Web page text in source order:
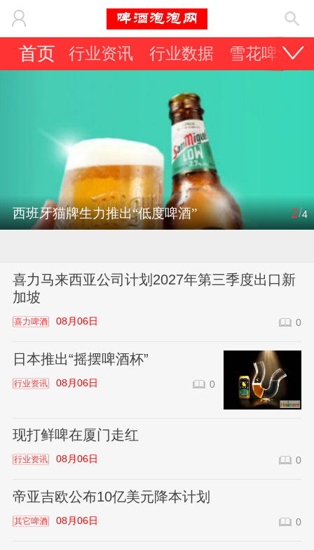
首页 行业资讯 行业数据 雪花啤酒
西班牙猫牌生力推出“低度啤酒” 2/4
喜力马来西亚公司计划2027年第三季度出口新
加坡
喜力啤酒 08月06日 0
日本推出“摇摆啤酒杯”
行业资讯 08月06日 0
现打鲜啤在厦门走红
行业资讯 08月06日 0
帝亚吉欧公布10亿美元降本计划
其它啤酒 08月06日 0